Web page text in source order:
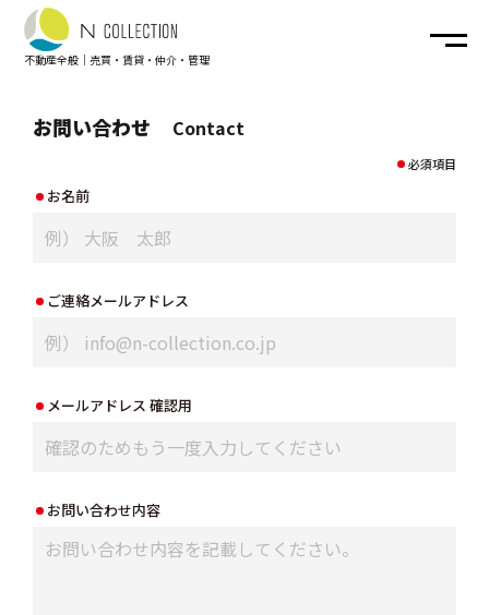
不動産全般｜売買・賃貸・仲介・管理
SERVICE
COMPANY
Q&A ｜ お店へのよくある質問
CONTACT｜ お問い合わせ
お問い合わせ Contact
必須項目
お名前
ご連絡メールアドレス
メールアドレス 確認用
お問い合わせ内容